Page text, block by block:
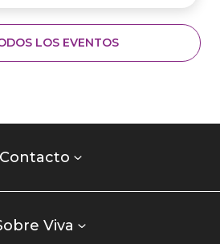
LOS EVENTOS
Contacto
Viva